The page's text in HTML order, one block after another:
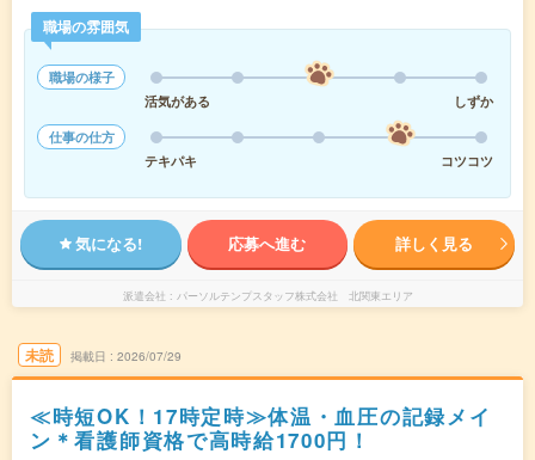
職場の雰囲気
職場の様子
活気がある
しずか
仕事の仕方
テキパキ
コツコツ
気になる! 応募へ進む 詳しく見る
派遣会社 パーソルテンプスタッフ株式会社 北関東エリア
未読 掲載日 2026/07/29
≪時短OK！17時定時≫体温・血圧の記録メイ
ン＊看護師資格で高時給1700円！